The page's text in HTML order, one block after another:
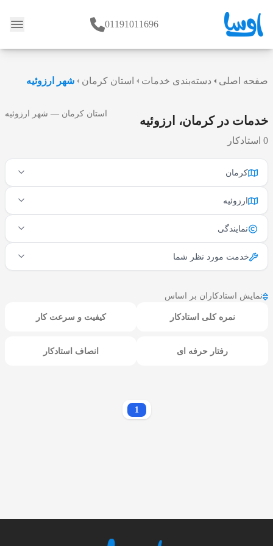
وبلاگ 01191011696
صفحه اصلی دسته‌بندی خدمات استان کرمان شهر ارزوئیه
خدمات در کرمان، ارزوئیه
0 استادکار
استان کرمان — شهر ارزوئیه
کرمان
ارزوئیه
نمایندگی
خدمت مورد نظر شما
نمایش استادکاران بر اساس
نمره کلی استادکار کیفیت و سرعت کار
رفتار حرفه ای انصاف استادکار
1